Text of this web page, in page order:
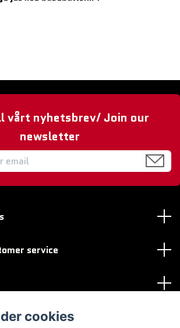
vårt nyhetsbrev/ Join our
newsletter
service
cookies